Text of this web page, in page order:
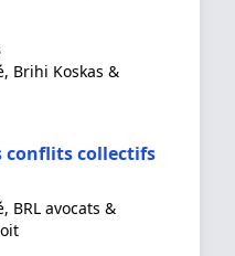
Brihi Koskas &
conflits collectifs
BRL avocats &